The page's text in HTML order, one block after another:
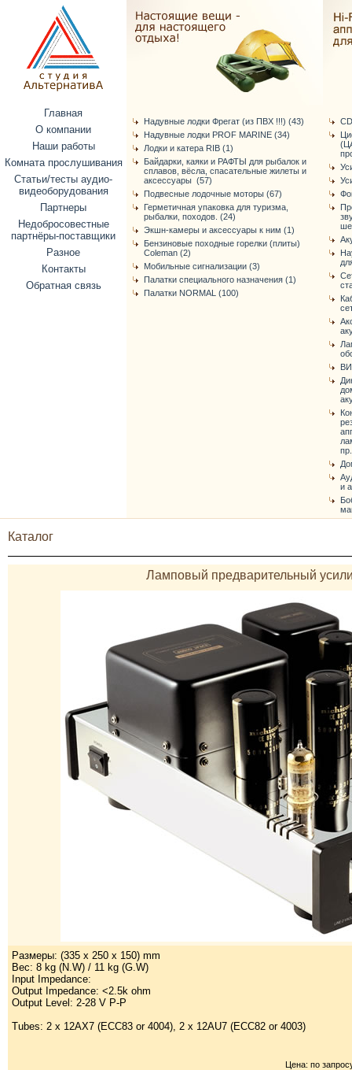
Главная
О компании
Наши работы
Комната прослушивания
Статьи/тесты аудио-
видеоборудования
Партнеры
Недобросовестные
партнёры-поставщики
Разное
Контакты
Обратная связь
Надувные лодки Фрегат (из ПВХ !!!) (43)
Надувные лодки PROF MARINE (34)
Лодки и катера RIB (1)
Байдарки, каяки и РАФТЫ для рыбалок и
сплавов, вёсла, спасательные жилеты и
аксессуары (57)
Подвесные лодочные моторы (67)
Герметичная упаковка для туризма,
рыбалки, походов. (24)
Экшн-камеры и аксессуары к ним (1)
Бензиновые походные горелки (плиты)
Coleman (2)
Мобильные сигнализации (3)
Палатки специального назначения (1)
Палатки NORMAL (100)
и
Каталог
Ламповый предварительный
Размеры: (335 x 250 x 150) mm
Вес: 8 kg (N.W) / 11 kg (G.W)
Input Impedance:
Output Impedance: <2.5k ohm
Output Level: 2-28 V P-P
Tubes: 2 x 12AX7 (ECC83 or 4004), 2 x 12AU7 (ECC82 or 4003)
Цена: по